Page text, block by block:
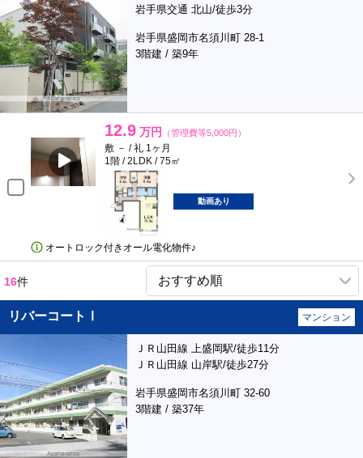
岩手県交通 北山/徒歩3分
岩手県盛岡市名須川町 28-1
3階建 / 築9年
12.9 万円 （管理費等5,000円）
敷 － / 礼 1ヶ月
1階 / 2LDK / 75㎡
動画あり
オートロック付きオール電化物件♪
16件
リバーコートⅠ マンション
ＪＲ山田線 上盛岡駅/徒歩11分
ＪＲ山田線 山岸駅/徒歩27分
岩手県盛岡市名須川町 32-60
3階建 / 築37年